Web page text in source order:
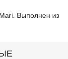
Выполнен из